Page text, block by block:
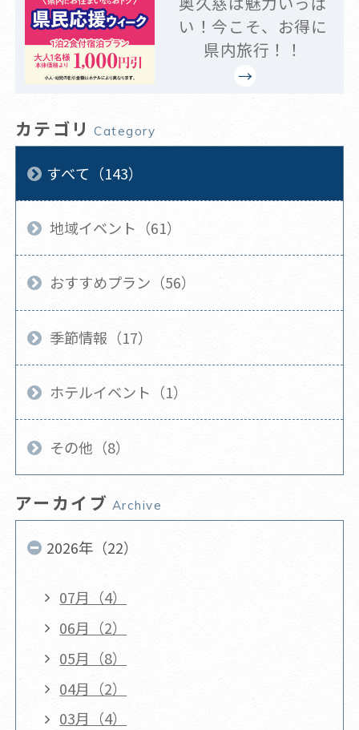
い！今こそ、お得に
県内旅行！！
カテゴリ Category
すべて（143）
地域イベント（61）
おすすめプラン（56）
季節情報（17）
ホテルイベント（1）
その他（8）
アーカイブ Archive
2026年（22）
07月（4）
06月（2）
05月（8）
04月（2）
03月（4）